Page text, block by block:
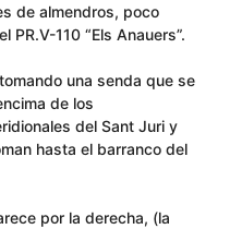
de almendros, poco
110 “Els Anauers”.
una senda que se
de los
del Sant Juri y
hasta el barranco del
por la derecha, (la